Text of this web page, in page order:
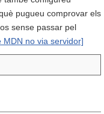
pugueu comprovar els
sense passar pel
MDN no via servidor]